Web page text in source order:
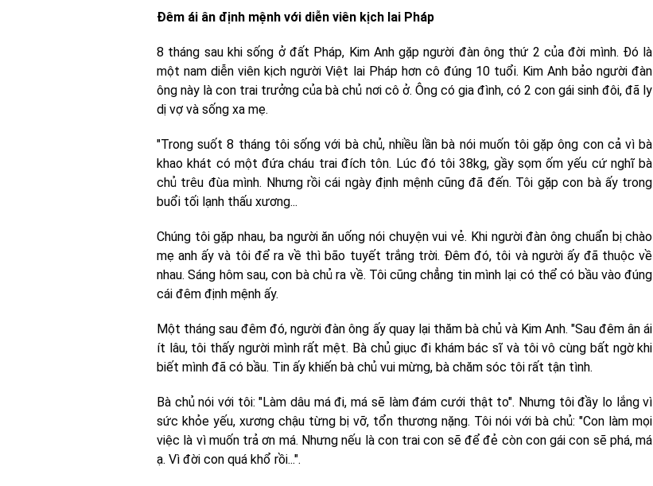
Đêm ái ân định mệnh với diễn viên kịch lai Pháp
8 tháng sau khi sống ở đất Pháp, Kim Anh gặp người đàn ông thứ 2 của đời mình. Đó là
một nam diễn viên kịch người Việt lai Pháp hơn cô đúng 10 tuổi. Kim Anh bảo người đàn
ông này là con trai trưởng của bà chủ nơi cô ở. Ông có gia đình, có 2 con gái sinh đôi, đã ly
dị vợ và sống xa mẹ.
"Trong suốt 8 tháng tôi sống với bà chủ, nhiều lần bà nói muốn tôi gặp ông con cả vì bà
khao khát có một đứa cháu trai đích tôn. Lúc đó tôi 38kg, gầy sọm ốm yếu cứ nghĩ bà
chủ trêu đùa mình. Nhưng rồi cái ngày định mệnh cũng đã đến. Tôi gặp con bà ấy trong
buổi tối lạnh thấu xương...
Chúng tôi gặp nhau, ba người ăn uống nói chuyện vui vẻ. Khi người đàn ông chuẩn bị chào
mẹ anh ấy và tôi để ra về thì bão tuyết trắng trời. Đêm đó, tôi và người ấy đã thuộc về
nhau. Sáng hôm sau, con bà chủ ra về. Tôi cũng chẳng tin mình lại có thể có bầu vào đúng
cái đêm định mệnh ấy.
Một tháng sau đêm đó, người đàn ông ấy quay lại thăm bà chủ và Kim Anh. "Sau đêm ân ái
ít lâu, tôi thấy người mình rất mệt. Bà chủ giục đi khám bác sĩ và tôi vô cùng bất ngờ khi
biết mình đã có bầu. Tin ấy khiến bà chủ vui mừng, bà chăm sóc tôi rất tận tình.
Bà chủ nói với tôi: "Làm dâu má đi, má sẽ làm đám cưới thật to". Nhưng tôi đầy lo lắng vì
sức khỏe yếu, xương chậu từng bị vỡ, tổn thương nặng. Tôi nói với bà chủ: "Con làm mọi
việc là vì muốn trả ơn má. Nhưng nếu là con trai con sẽ để đẻ còn con gái con sẽ phá, má
ạ. Vì đời con quá khổ rồi...".